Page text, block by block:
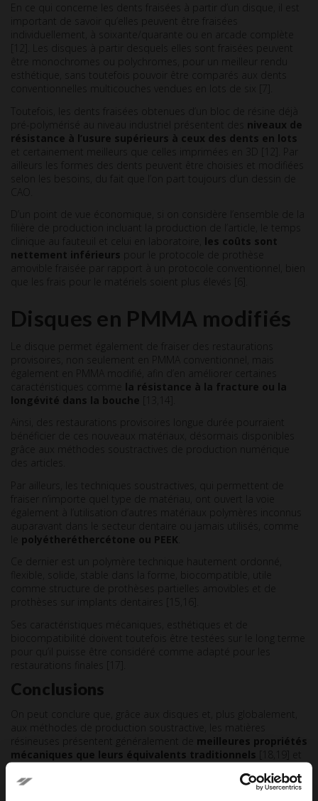
En ce qui concerne les dents fraisées à partir d’un disque, il est
important de savoir qu’elles peuvent être fraisées
individuellement, à soixante/quarante ou en arcade complète
[12]. Les disques à partir desquels elles sont fraisées peuvent
être monochromes ou polychromes, pour un meilleur rendu
esthétique, sans toutefois pouvoir être comparés aux dents
conventionnelles multicouches vendues en lots de six [7].
Toutefois, les dents fraisées obtenues d’un bloc de résine déjà
pré-polymérisé au niveau industriel présentent des niveaux de
résistance à l’usure supérieurs à ceux des dents en lots
et certainement meilleurs que celles imprimées en 3D [12]. Par
ailleurs les formes des dents peuvent être choisies et modifiées
selon les besoins, du fait que l’on part toujours d’un dessin de
D’un point de vue économique, si on considère l’ensemble de la
filière de production incluant la production de l’article, le temps
clinique au fauteuil et celui en laboratoire, les coûts sont
nettement inférieurs pour le protocole de prothèse
amovible fraisée par rapport à un protocole conventionnel, bien
que les frais pour le matériels soient plus élevés [6].
Disques en PMMA modifiés
Le disque permet également de fraiser des restaurations
provisoires, non seulement en PMMA conventionnel, mais
également en PMMA modifié, afin d’en améliorer certaines
caractéristiques comme la résistance à la fracture ou la
longévité dans la bouche [13,14].
Ainsi, des restaurations provisoires longue durée pourraient
bénéficier de ces nouveaux matériaux, désormais disponibles
grâce aux méthodes soustractives de production numérique
des articles.
Par ailleurs, les techniques soustractives, qui permettent de
fraiser n’importe quel type de matériau, ont ouvert la voie
également à l’utilisation d’autres matériaux polymères inconnus
auparavant dans le secteur dentaire ou jamais utilisés, comme
polyétheréthercétone ou PEEK
Ce dernier est un polymère technique hautement ordonné,
flexible, solide, stable dans la forme, biocompatible, utile
comme structure de prothèses partielles amovibles et de
prothèses sur implants dentaires [15,16].
Ses caractéristiques mécaniques, esthétiques et de
biocompatibilité doivent toutefois être testées sur le long terme
pour qu’il puisse être considéré comme adapté pour les
restaurations finales [17].
Conclusions
On peut conclure que, grâce aux disques et, plus globalement,
aux méthodes de production soustractive, les matières
résineuses présentent généralement de meilleures propriétés
mécaniques que leurs équivalents traditionnels [18,19] et
les nouveaux polymères dans des délais assez rapides [17].